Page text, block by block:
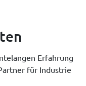
Erfahrung
für Industrie